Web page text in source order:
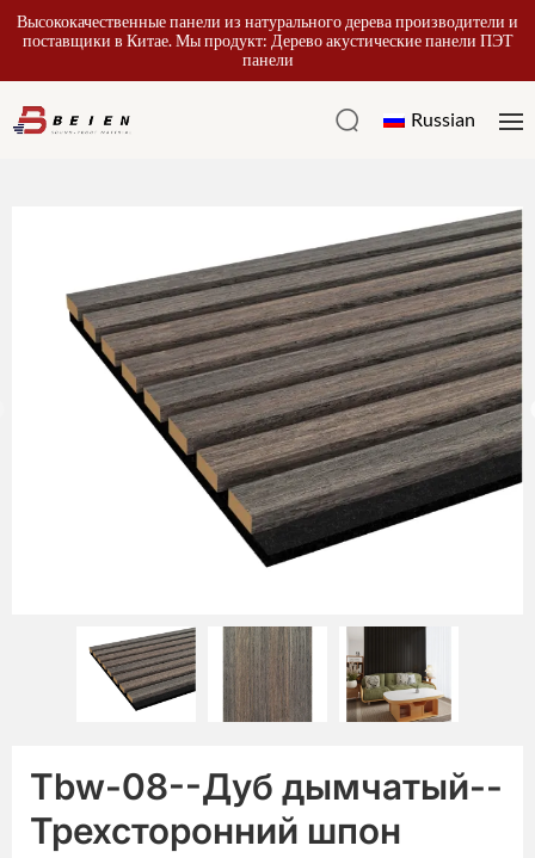
Высококачественные панели из натурального дерева производители и
поставщики в Китае. Мы продукт: Дерево акустические панели ПЭТ
панели
Russian
Tbw-08--Дуб дымчатый--
Трехсторонний шпон